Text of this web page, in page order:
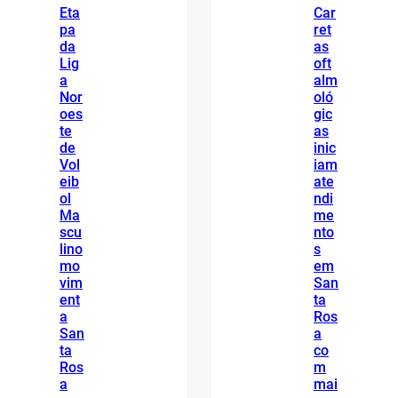
Eta
pa
da
Lig
a
Nor
oes
te
de
Vol
eib
ol
Ma
scu
lino
mo
vim
ent
a
San
ta
Ros
a
Car
ret
as
oft
alm
oló
gic
as
inic
iam
ate
ndi
me
nto
s
em
San
ta
Ros
a
co
m
mai